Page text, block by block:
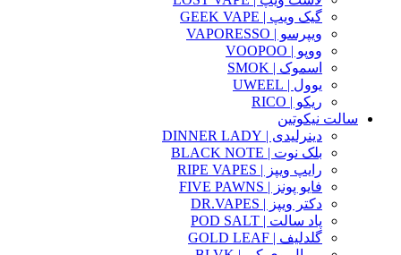
گیک ویپ | GEEK VAPE
ویپرسو | VAPORESSO
ووپو | VOOPOO
اسموک | SMOK
یوول | UWEEL
ریکو | RICO
سالت نیکوتین
دینرلیدی | DINNER LADY
بلک نوت | BLACK NOTE
رایپ ویپز | RIPE VAPES
فایو پونز | FIVE PAWNS
دکتر ویپز | DR.VAPES
پاد سالت | POD SALT
گلدلیف | GOLD LEAF